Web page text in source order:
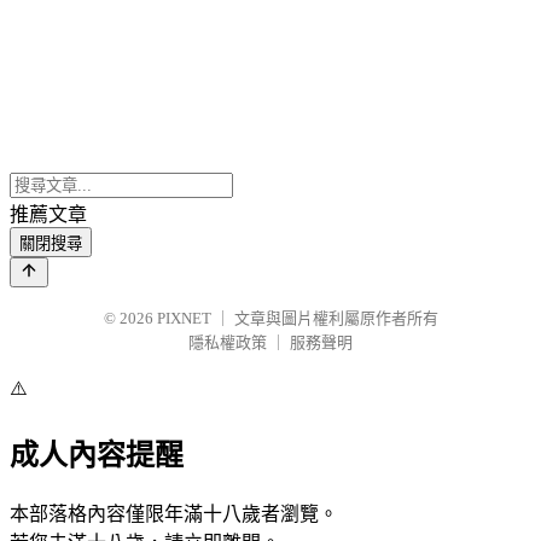
推薦文章
關閉搜尋
© 2026 PIXNET
文章與圖片權利屬原作者所有
隱私權政策
服務聲明
⚠️
成人內容提醒
本部落格內容僅限年滿十八歲者瀏覽。